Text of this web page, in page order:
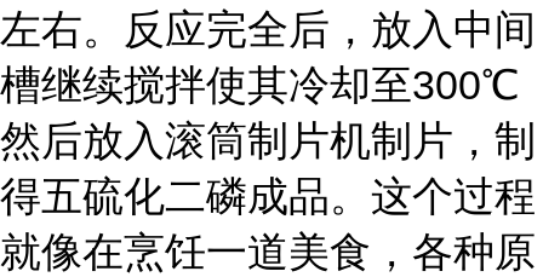
左右。反应完全后，放入中间
槽继续搅拌使其冷却至300℃
然后放入滚筒制片机制片，制
得五硫化二磷成品。这个过程
就像在烹饪一道美食，各种原